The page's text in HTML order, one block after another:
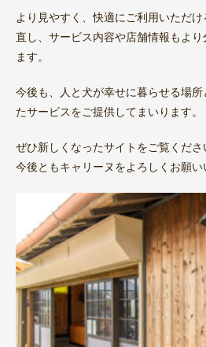
より見やすく、快適にご利用いただ
直し、サービス内容や店舗情報もよ
ます。
今後も、人と犬が幸せに暮らせる場
たサービスをご提供してまいります。
ぜひ新しくなったサイトをご覧くださ
今後ともキャリーヌをよろしくお願い